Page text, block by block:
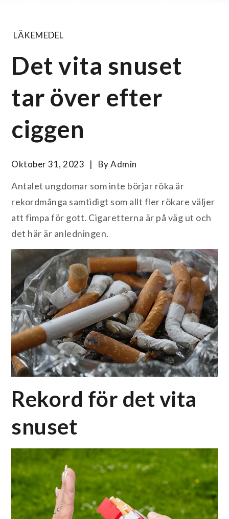
LÄKEMEDEL
Det vita snuset
tar över efter
ciggen
Oktober 31, 2023 ByAdmin
Antalet ungdomar som inte börjar röka är
rekordmånga samtidigt som allt fler rökare väljer
att fimpa för gott. Cigaretterna är på väg ut och
det här är anledningen.
Rekord för det vita
snuset